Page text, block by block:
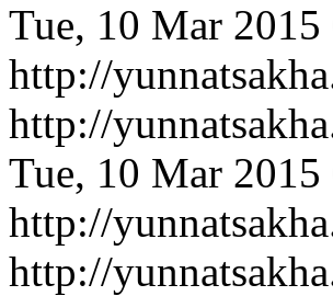
Tue, 10 Mar
http://
http://
Tue, 10 Mar
http://
http://